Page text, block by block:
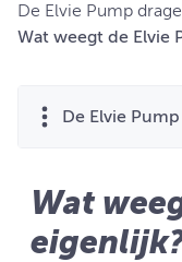
De Elvie Pump
Wat weegt de Elvie
De Elvie
Wat